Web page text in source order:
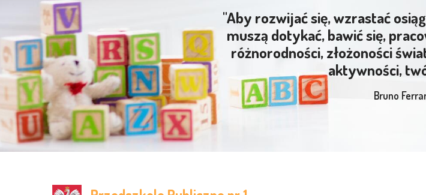
"Aby rozwijać się, wzrastać
muszą dotykać, bawić się,
różnorodności, złożoności
aktywności,
Bruno